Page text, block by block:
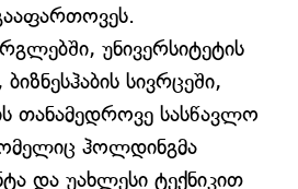
უნივერსიტეტის
სივრცეში,
თანამედროვე სასწავლო
ჰოლდინგმა
და უახლესი ტექნიკით